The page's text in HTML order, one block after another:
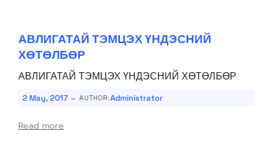
АВЛИГАТАЙ ТЭМЦЭХ ҮНДЭСНИЙ
ХӨТӨЛБӨР
АВЛИГАТАЙ ТЭМЦЭХ ҮНДЭСНИЙ ХӨТӨЛБӨР
2 May, 2017 - AUTHOR:Administrator
Read more